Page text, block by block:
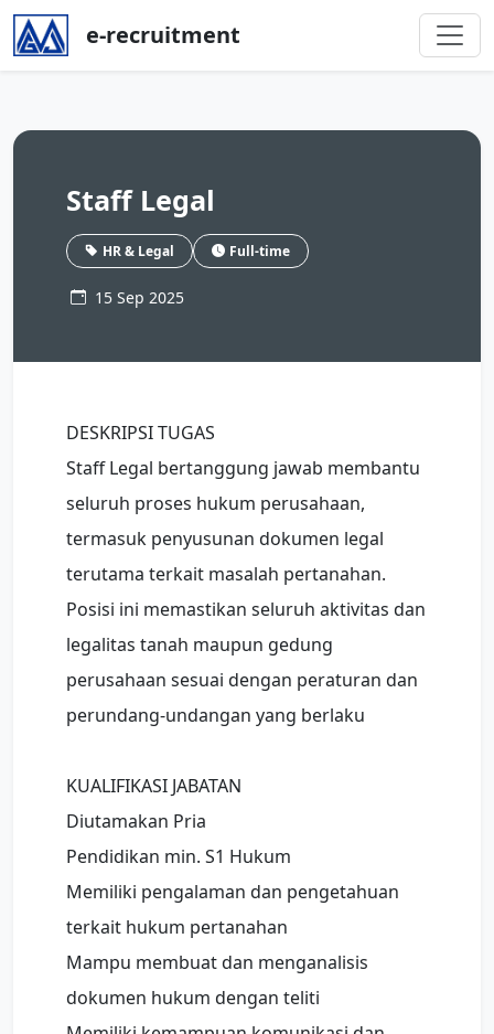
e-recruitment
Staff Legal
HR & Legal Full-time
15 Sep 2025
DESKRIPSI TUGAS
Staff Legal bertanggung jawab membantu
seluruh proses hukum perusahaan,
termasuk penyusunan dokumen legal
terutama terkait masalah pertanahan.
Posisi ini memastikan seluruh aktivitas dan
legalitas tanah maupun gedung
perusahaan sesuai dengan peraturan dan
perundang-undangan yang berlaku
KUALIFIKASI JABATAN
Diutamakan Pria
Pendidikan min. S1 Hukum
Memiliki pengalaman dan pengetahuan
terkait hukum pertanahan
Mampu membuat dan menganalisis
dokumen hukum dengan teliti